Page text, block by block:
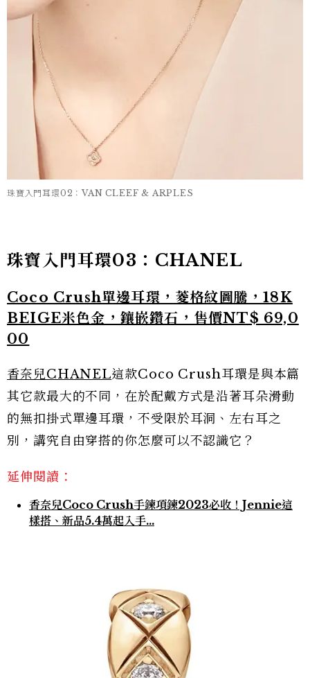
珠寶入門耳環02：VAN CLEEF & ARPLES
珠寶入門耳環03：CHANEL
Coco Crush單邊耳環，菱格紋圖騰，18K
BEIGE米色金，鑲嵌鑽石，售價NT$ 69,0
00
香奈兒CHANEL這款Coco Crush耳環是與本篇
其它款最大的不同，在於配戴方式是沿著耳朵滑動
的無扣掛式單邊耳環，不受限於耳洞、左右耳之
別，講究自由穿搭的你怎麼可以不認識它？
延伸閱讀：
香奈兒Coco Crush手鍊項鍊2023必收！Jennie這
樣搭、新品5.4萬起入手…